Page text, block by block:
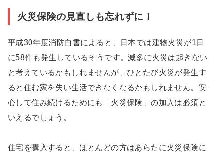
火災保険の見直しも忘れずに！
平成30年度消防白書によると、日本では建物火災が1日
に58件も発生しているそうです。滅多に火災は起きない
と考えているかもしれませんが、ひとたび火災が発生す
ると住む家を失い生活できなくなるかもしれません。安
心して住み続けるためにも「火災保険」の加入は必須と
いえるでしょう。
住宅を購入すると、ほとんどの方はあらたに火災保険に